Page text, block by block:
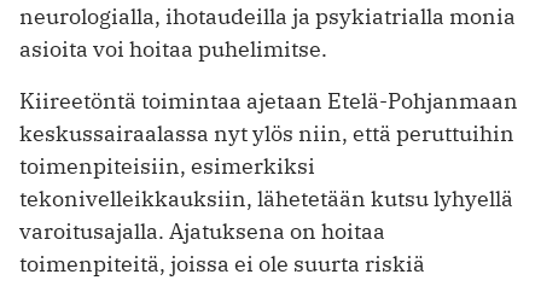
neurologialla, ihotaudeilla ja psykiatrialla monia
asioita voi hoitaa puhelimitse.
Kiireetöntä toimintaa ajetaan Etelä-Pohjanmaan
keskussairaalassa nyt ylös niin, että peruttuihin
toimenpiteisiin, esimerkiksi
tekonivelleikkauksiin, lähetetään kutsu lyhyellä
varoitusajalla. Ajatuksena on hoitaa
toimenpiteitä, joissa ei ole suurta riskiä